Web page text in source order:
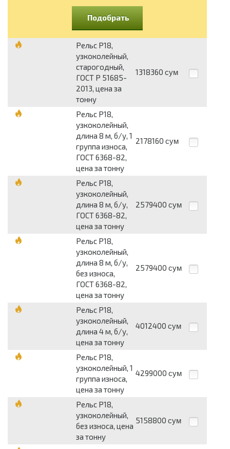
Подобрать
Рельс Р18,
узкоколейный,
старогодный,
ГОСТ Р 51685-
2013, цена за
тонну
1318360 сум
Рельс Р18,
узкоколейный,
длина 8 м, б/у, 1
группа износа,
ГОСТ 6368-82,
цена за тонну
2178160 сум
Рельс Р18,
узкоколейный,
длина 8 м, б/у,
ГОСТ 6368-82,
цена за тонну
2579400 сум
Рельс Р18,
узкоколейный,
длина 8 м, б/у,
без износа,
ГОСТ 6368-82,
цена за тонну
2579400 сум
Рельс Р18,
узкоколейный,
длина 4 м, б/у,
цена за тонну
4012400 сум
Рельс Р18,
узкоколейный, 1
группа износа,
цена за тонну
4299000 сум
Рельс Р18,
узкоколейный,
без износа, цена
за тонну
5158800 сум